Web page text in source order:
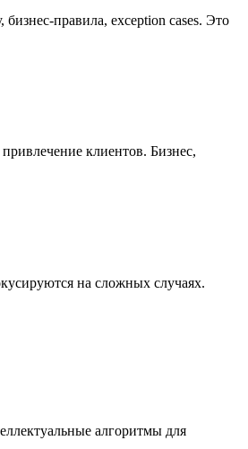
правила, exception cases. Это
клиентов. Бизнес,
на сложных случаях.
алгоритмы для